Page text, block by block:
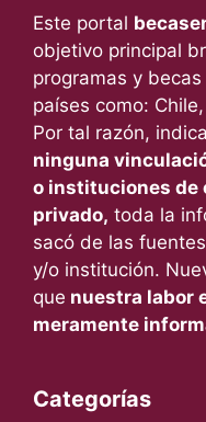
Este portal
objetivo principal
programas y
países como:
Por tal razón,
ninguna
o instituciones de
privado, toda la
sacó de las
y/o institución.
que nuestra labor
meramente
Categorías